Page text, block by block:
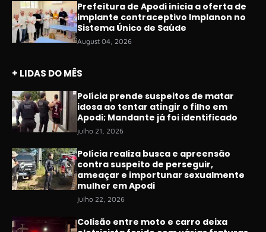
Prefeitura de Apodi inicia a oferta de
implante contraceptivo Implanon no
Sistema Único de Saúde
August 04, 2026
+ LIDAS DO MÊS
Polícia prende suspeitos de matar
idosa ao tentar atingir o filho em
Apodi; Mandante já foi identificado
julho 21, 2026
Polícia realiza busca e apreensão
contra suspeito de perseguir,
ameaçar e importunar sexualmente
mulher em Apodi
julho 22, 2026
Colisão entre moto e carro deixa